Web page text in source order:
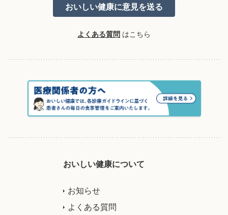
よくある質問 はこちら
おいしい健康について
お知らせ
よくある質問